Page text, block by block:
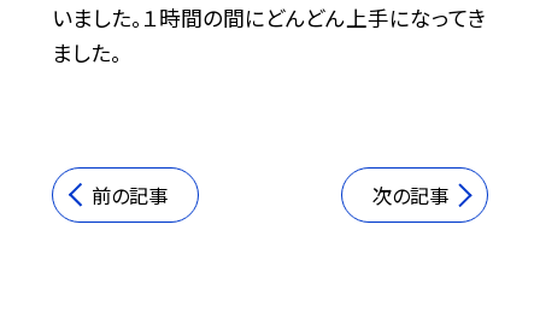
いました。１時間の間にどんどん上手になってき
ました。
前の記事 次の記事